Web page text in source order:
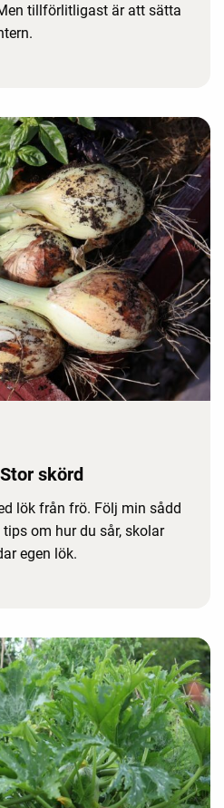
tillförlitligast är att sätta
skörd
lök från frö. Följ min sådd
om hur du sår, skolar
egen lök.